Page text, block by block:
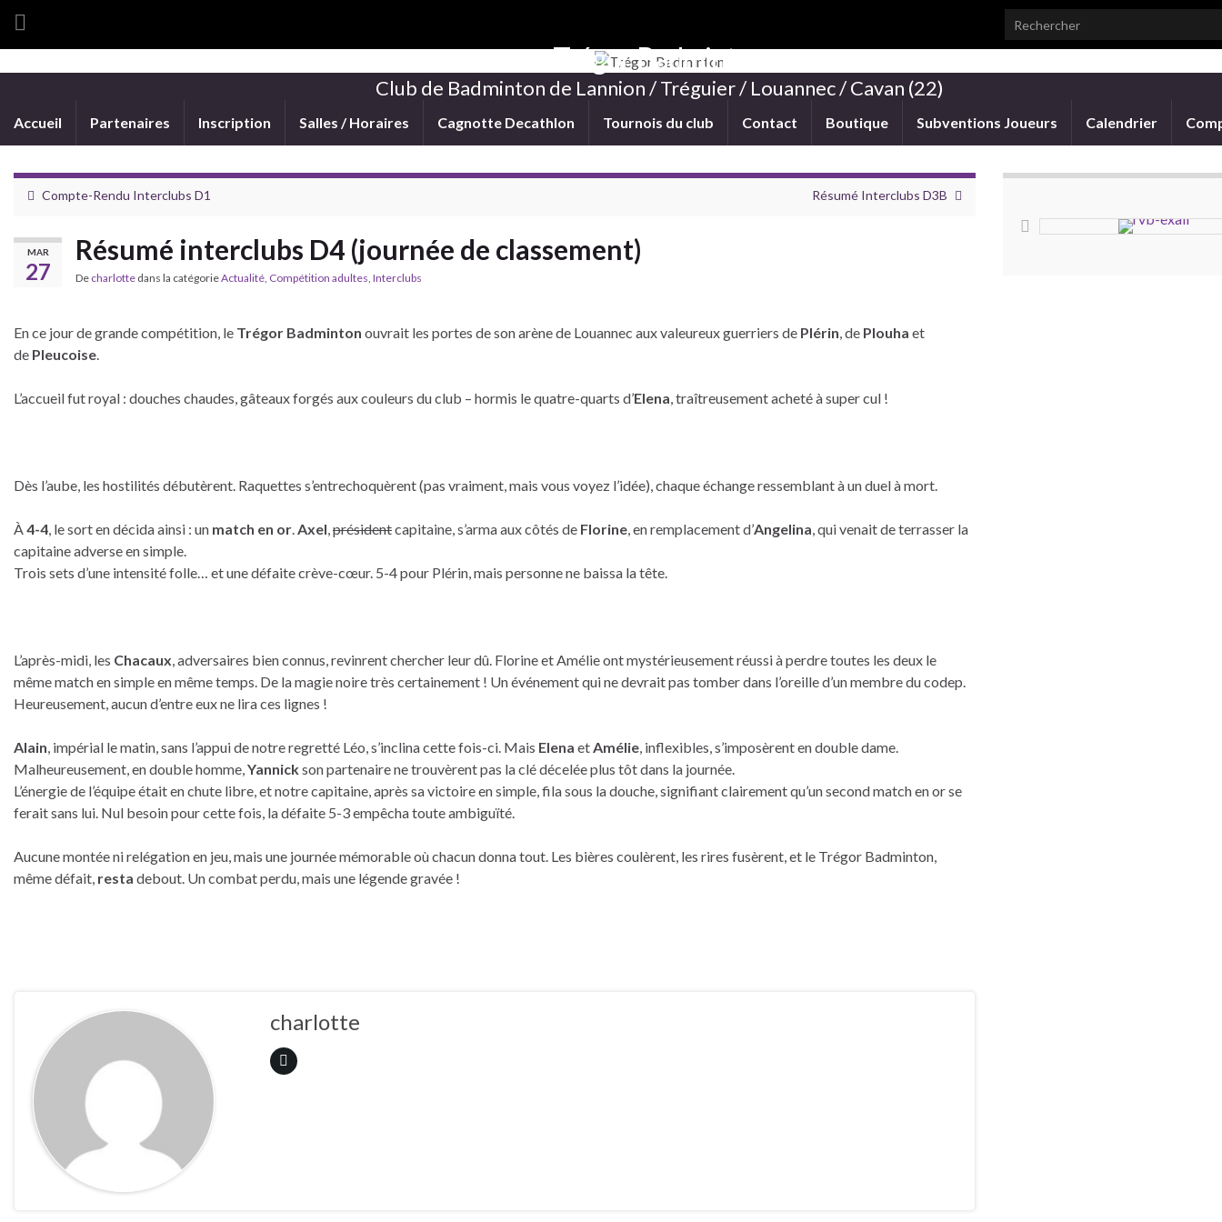
Search for:
Trégor Badminton
Club de Badminton de Lannion / Tréguier / Louannec / Cavan (22)
Accueil Partenaires Inscription Salles / Horaires Cagnotte Decathlon Tournois du club Contact Boutique Subventions Joueurs Calendrier
Compte-Rendu Interclubs D1 Résumé Interclubs D3B
MAR
27
Résumé interclubs D4 (journée de classement)
De charlotte dans la catégorieActualité, Compétition adultes, Interclubs
En ce jour de grande compétition, le Trégor Badminton ouvrait les portes de son arène de Louannec aux valeureux guerriers de Plérin, de Plouha et
de Pleucoise.
L’accueil fut royal : douches chaudes, gâteaux forgés aux couleurs du club – hormis le quatre-quarts d’Elena, traîtreusement acheté à super cul !
Dès l’aube, les hostilités débutèrent. Raquettes s’entrechoquèrent (pas vraiment, mais vous voyez l’idée), chaque échange ressemblant à un duel à mort.
À4-4, le sort en décida ainsi : un match en or.Axel,présidentcapitaine, s’arma aux côtés de Florine, en remplacement d’Angelina, qui venait de terrasser la
capitaine adverse en simple.
Trois sets d’une intensité folle… et une défaite crève-cœur. 5-4 pour Plérin, mais personne ne baissa la tête.
L’après-midi, les Chacaux, adversaires bien connus, revinrent chercher leur dû. Florine et Amélie ont mystérieusement réussi à perdre toutes les deux le
même match en simple en même temps. De la magie noire très certainement ! Un événement qui ne devrait pas tomber dans l’oreille d’un membre du codep.
Heureusement, aucun d’entre eux ne lira ces lignes !
Alain, impérial le matin, sans l’appui de notre regretté Léo, s’inclina cette fois-ci. Mais Elena etAmélie, inflexibles, s’imposèrent en double dame.
Malheureusement, en double homme,Yannickson partenaire ne trouvèrent pas la clé décelée plus tôt dans la journée.
L’énergie de l’équipe était en chute libre, et notre capitaine, après sa victoire en simple, fila sous la douche, signifiant clairement qu’un second match en or se
ferait sans lui. Nul besoin pour cette fois, la défaite 5-3 empêcha toute ambiguïté.
Aucune montée ni relégation en jeu, mais une journée mémorable où chacun donna tout. Les bières coulèrent, les rires fusèrent, et le Trégor Badminton,
même défait, resta debout. Un combat perdu, mais une légende gravée !
charlotte